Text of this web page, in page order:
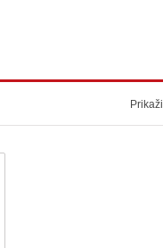
Prikaži